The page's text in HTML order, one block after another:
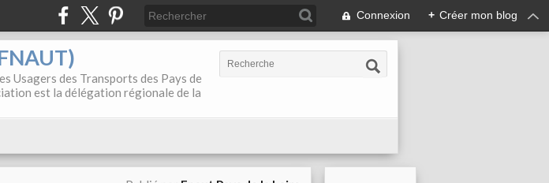
Connexion + Créer mon blog
Usagers des Transports des Pays de
est la délégation régionale de la